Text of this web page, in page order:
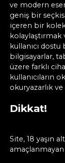
ve modern
geniş bir
içeren bir
kullanıcı
bilgisayarlar,
üzere farklı
kullanıcıların
okuryazarlık
Dikkat!
Site, 18 yaşın